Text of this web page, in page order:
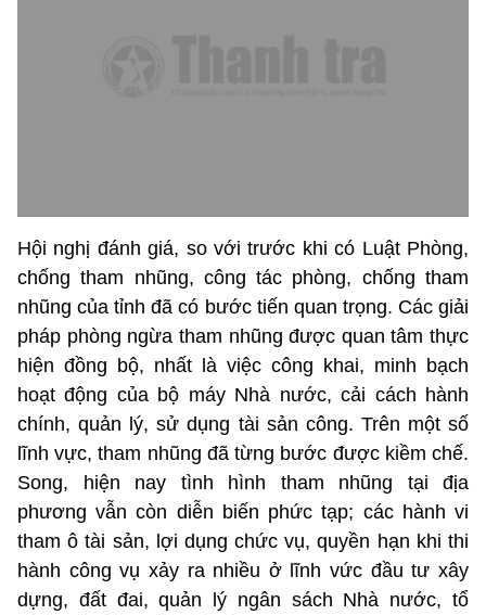
Hội nghị đánh giá, so với trước khi có Luật Phòng,
chống tham nhũng, công tác phòng, chống tham
nhũng của tỉnh đã có bước tiến quan trọng. Các giải
pháp phòng ngừa tham nhũng được quan tâm thực
hiện đồng bộ, nhất là việc công khai, minh bạch
hoạt động của bộ máy Nhà nước, cải cách hành
chính, quản lý, sử dụng tài sản công. Trên một số
lĩnh vực, tham nhũng đã từng bước được kiềm chế.
Song, hiện nay tình hình tham nhũng tại địa
phương vẫn còn diễn biến phức tạp; các hành vi
tham ô tài sản, lợi dụng chức vụ, quyền hạn khi thi
hành công vụ xảy ra nhiều ở lĩnh vức đầu tư xây
dựng, đất đai, quản lý ngân sách Nhà nước, tổ